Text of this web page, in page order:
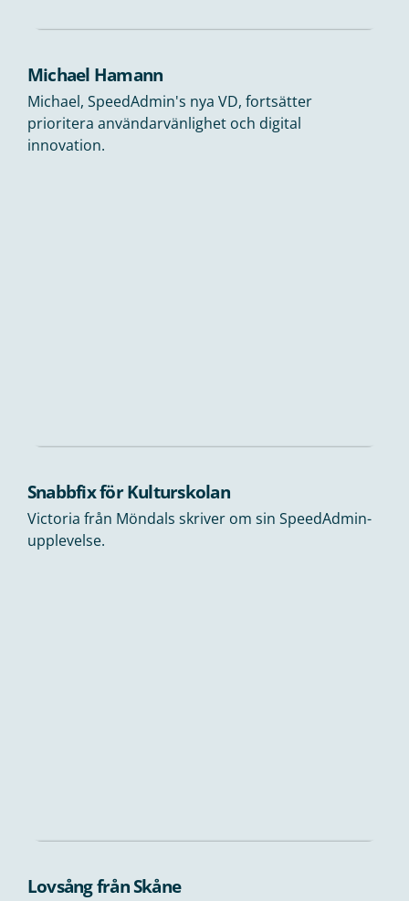
Michael Hamann
Michael, SpeedAdmin's nya VD, fortsätter
prioritera användarvänlighet och digital
innovation.
Snabbfix för Kulturskolan
Victoria från Möndals skriver om sin SpeedAdmin-
upplevelse.
Lovsång från Skåne